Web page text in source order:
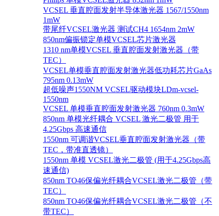
VCSEL 垂直腔面发射半导体激光器 1567/1550nm
1mW
带尾纤VCSEL激光器 测试CH4 1654nm 2mW
850nm偏振锁定单模VCSEL芯片激光器
1310 nm单模VCSEL 垂直腔面发射激光器（带
TEC）
VCSEL单模垂直腔面发射激光器低功耗芯片GaAs
795nm 0.13mW
超低噪声1550NM VCSEL驱动模块LDm-vcsel-
1550nm
VCSEL 单模垂直腔面发射激光器 760nm 0.3mW
850nm 单模光纤耦合 VCSEL 激光二极管 用于
4.25Gbps 高速通信
1550nm 可调谐VCSEL垂直腔面发射激光器（带
TEC，带准直透镜）
1550nm 单模 VCSEL激光二极管 (用于4.25Gbps高
速通信)
850nm TO46保偏光纤耦合VCSEL激光二极管（带
TEC）
850nm TO46保偏光纤耦合VCSEL激光二极管（不
带TEC）